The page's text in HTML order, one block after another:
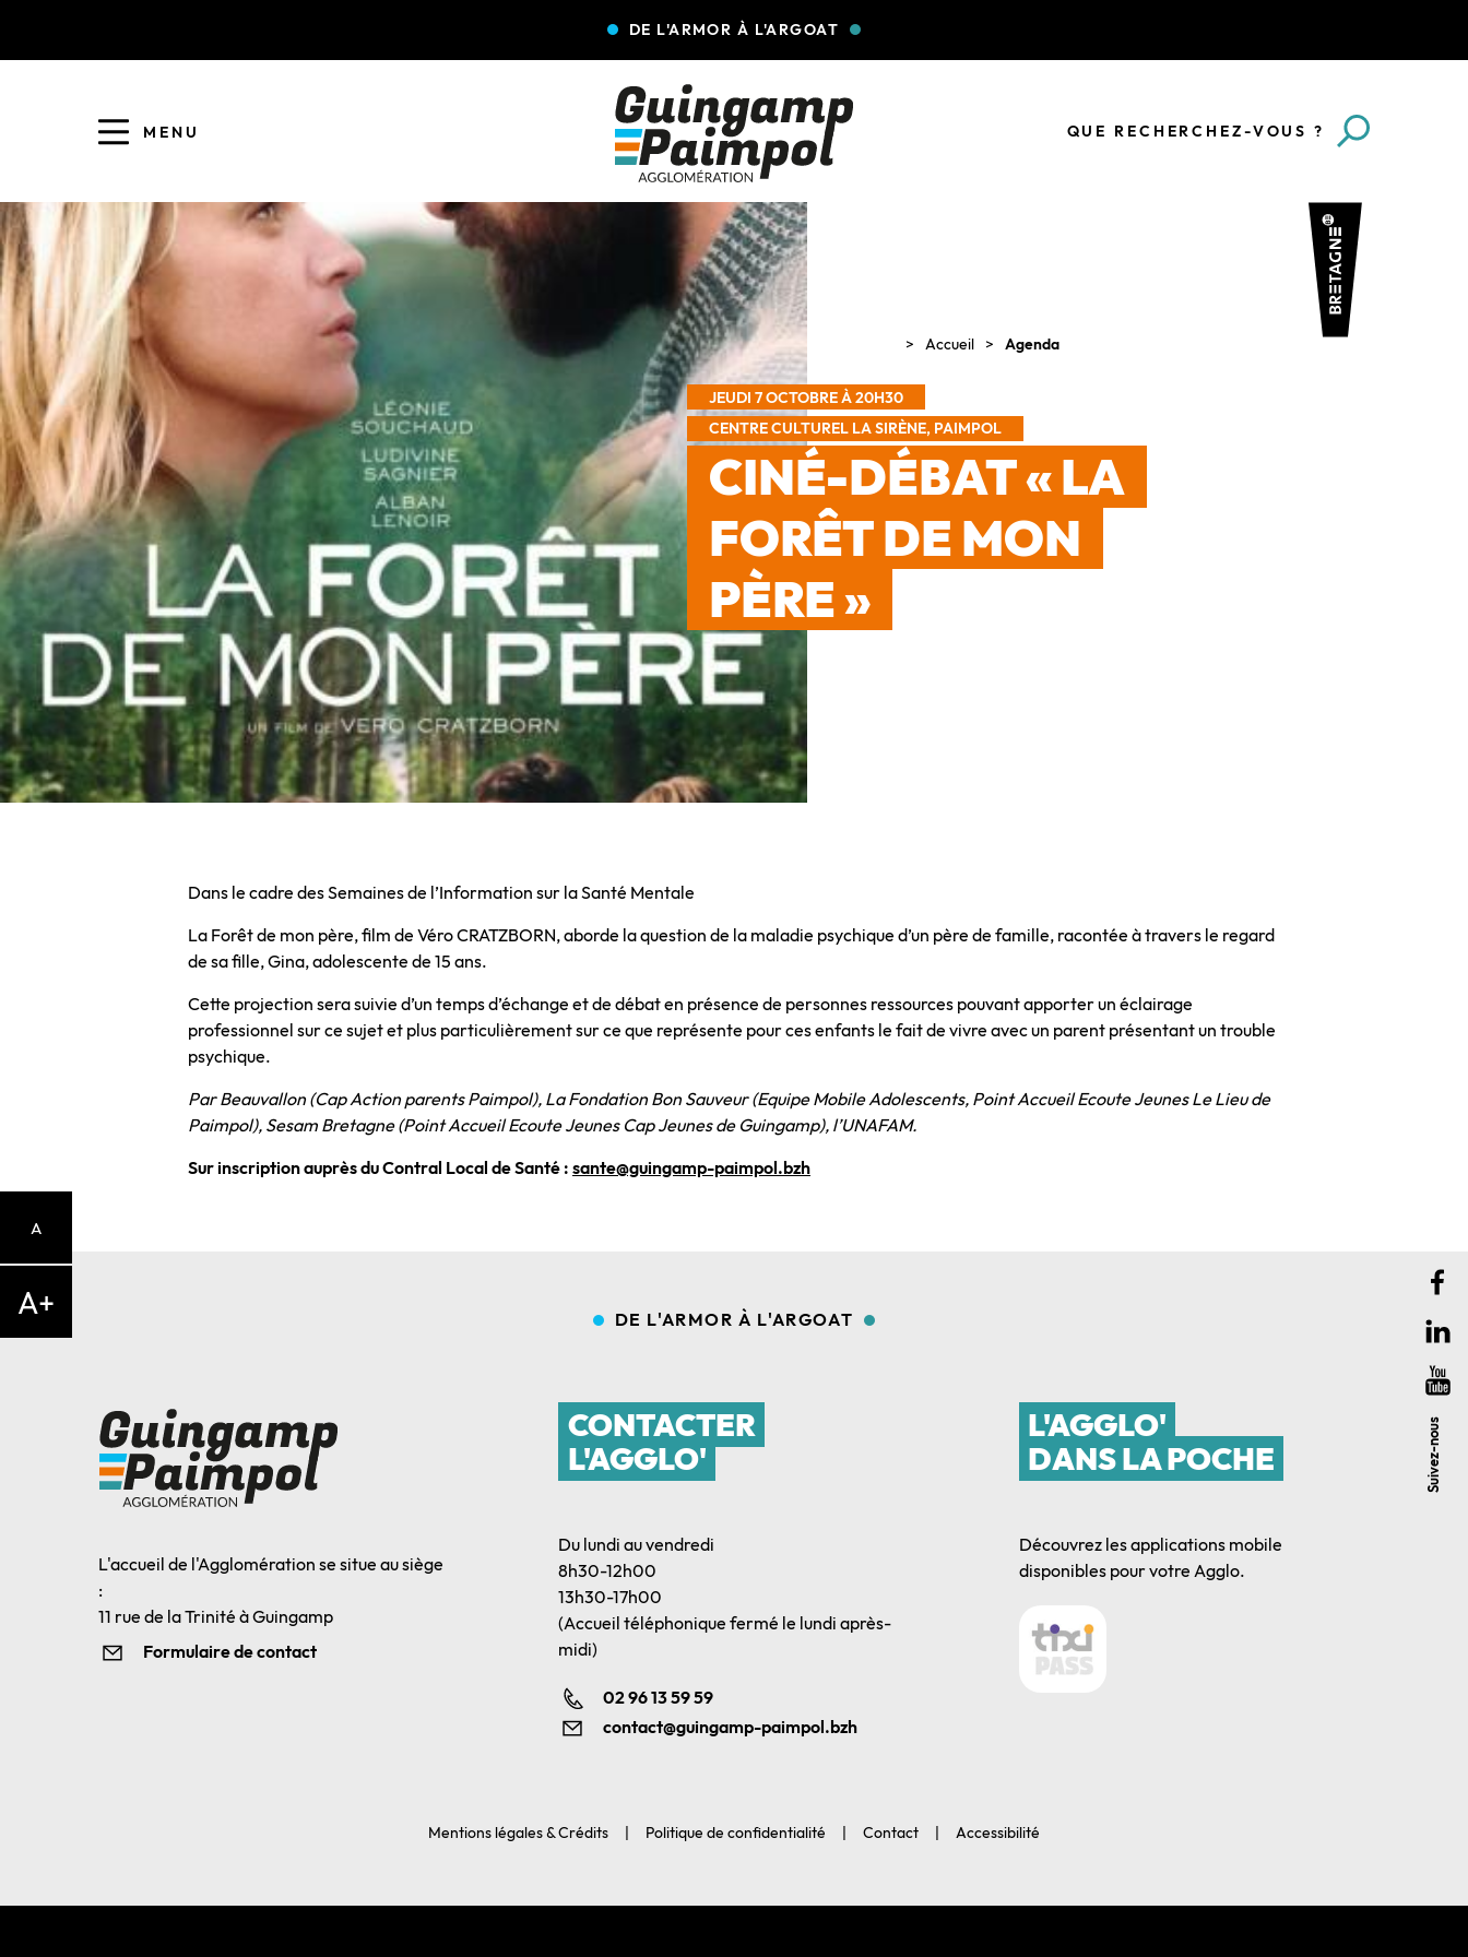
DE L'ARMOR À L'ARGOAT
MENU QUE RECHERCHEZ-VOUS ?
ENFANCE JEUNESSE L'AGGLO' RECRUTE
ASSOCIATIONS
Suivez-nous
Accueil Agenda
JEUDI 7 OCTOBRE À 20H30
CENTRE CULTUREL LA SIRÈNE, PAIMPOL
CINÉ-DÉBAT « LA
FORÊT DE MON
PÈRE »
A
A+
Dans le cadre des Semaines de l’Information sur la Santé Mentale
La Forêt de mon père, film de Véro CRATZBORN, aborde la question de la maladie psychique d’un père de famille, racontée à travers le regard
de sa fille, Gina, adolescente de 15 ans.
Cette projection sera suivie d’un temps d’échange et de débat en présence de personnes ressources pouvant apporter un éclairage
professionnel sur ce sujet et plus particulièrement sur ce que représente pour ces enfants le fait de vivre avec un parent présentant un trouble
psychique.
Par Beauvallon (Cap Action parents Paimpol), La Fondation Bon Sauveur (Equipe Mobile Adolescents, Point Accueil Ecoute Jeunes Le Lieu de
Paimpol), Sesam Bretagne (Point Accueil Ecoute Jeunes Cap Jeunes de Guingamp), l’UNAFAM.
Sur inscription auprès du Contral Local de Santé : sante@guingamp-paimpol.bzh
DE L'ARMOR À L'ARGOAT
L'accueil de l'Agglomération se situe au siège
:
11 rue de la Trinité à Guingamp
Formulaire de contact
CONTACTER
L'AGGLO'
Du lundi au vendredi
8h30-12h00
13h30-17h00
(Accueil téléphonique fermé le lundi après-
midi)
02 96 13 59 59
contact@guingamp-paimpol.bzh
L'AGGLO'
DANS LA POCHE
Découvrez les applications mobile
disponibles pour votre Agglo.
Mentions légales & Crédits Politique de confidentialité Contact Accessibilité